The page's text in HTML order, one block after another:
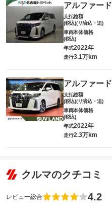
アルファード
支払総額
(税込)(リ済込・追)
車両本体価格
(税込)
年式2022年
走行3.1万km
アルファード
支払総額
(税込)(リ済込・追)
車両本体価格
(税込)
年式2022年
走行2.3万km
クルマのクチコミ
レビュー総合 4.2